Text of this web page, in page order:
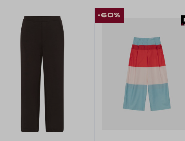
-60%